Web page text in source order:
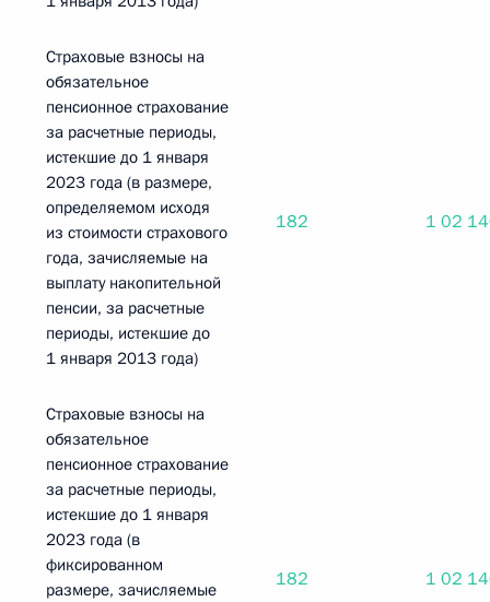
Страховые взносы на
обязательное
пенсионное страхование
за расчетные периоды,
истекшие до 1 января
2023 года (в размере,
определяемом исходя
из стоимости страхового
года, зачисляемые на
выплату накопительной
пенсии, за расчетные
периоды, истекшие до
1 января 2013 года)
182 1 02
Страховые взносы на
обязательное
пенсионное страхование
за расчетные периоды,
истекшие до 1 января
2023 года (в
фиксированном
размере, зачисляемые
182 1 02